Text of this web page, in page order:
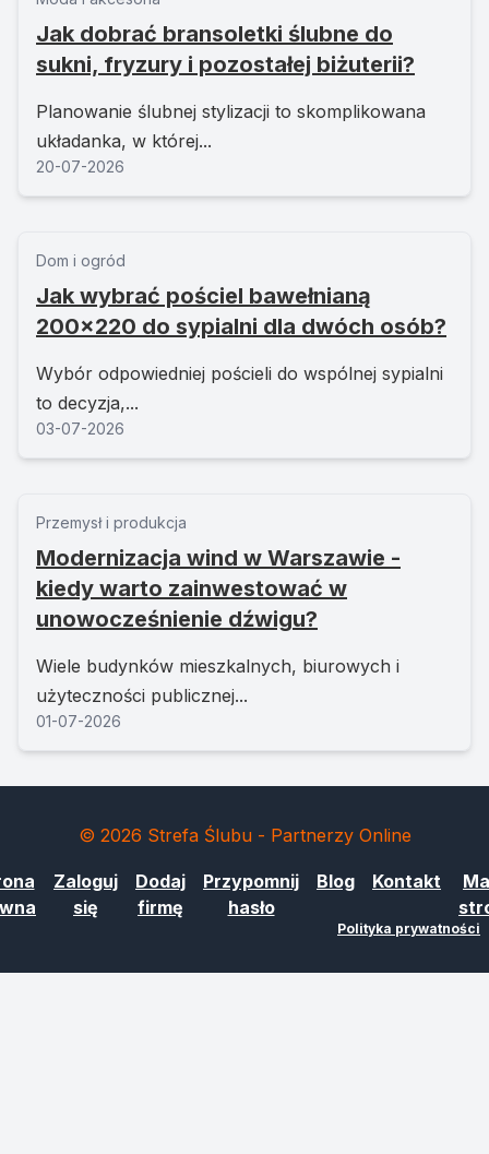
Jak dobrać bransoletki ślubne do
sukni, fryzury i pozostałej biżuterii?
Planowanie ślubnej stylizacji to skomplikowana
układanka, w której...
20-07-2026
Dom i ogród
Jak wybrać pościel bawełnianą
200x220 do sypialni dla dwóch osób?
Wybór odpowiedniej pościeli do wspólnej sypialni
to decyzja,...
03-07-2026
Przemysł i produkcja
Modernizacja wind w Warszawie -
kiedy warto zainwestować w
unowocześnienie dźwigu?
Wiele budynków mieszkalnych, biurowych i
użyteczności publicznej...
01-07-2026
© 2026 Strefa Ślubu - Partnerzy Online
Zaloguj
się
Dodaj
firmę
Przypomnij
hasło
Blog Kontakt
Polityka prywatności